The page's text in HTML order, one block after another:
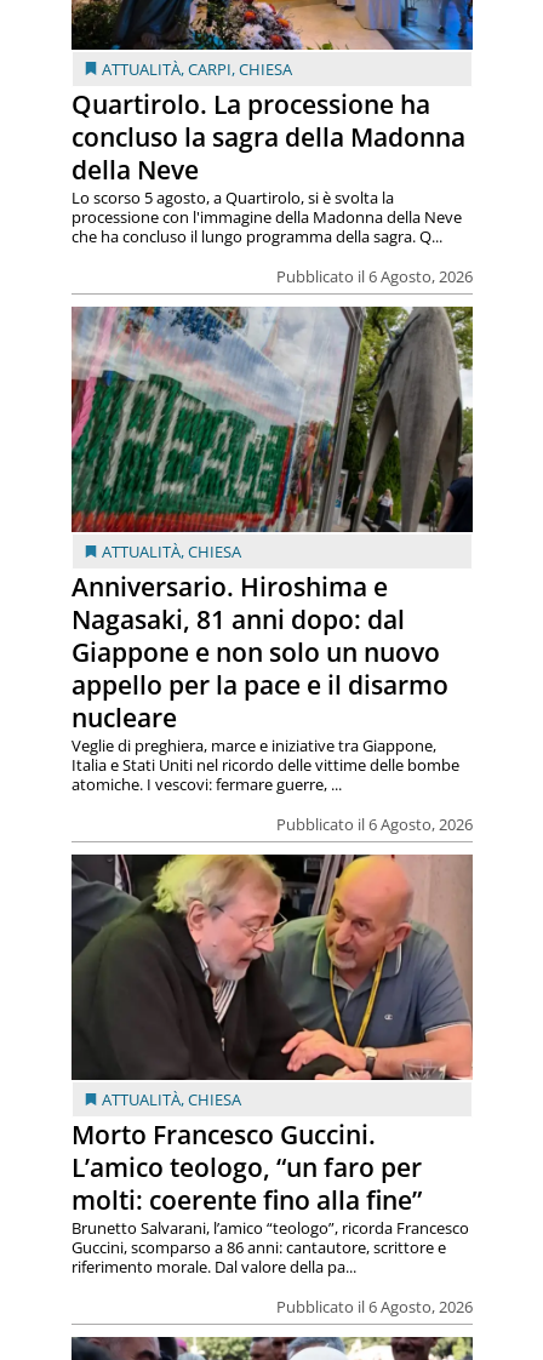
ATTUALITÀ,CARPI,CHIESA
Quartirolo. La processione ha
concluso la sagra della Madonna
della Neve
Pubblicato il 6 Agosto, 2026
Lo scorso 5 agosto, a Quartirolo, si è svolta la
processione con l'immagine della Madonna della Neve
che ha concluso il lungo programma della sagra. Q...
ATTUALITÀ,CHIESA
Anniversario. Hiroshima e
Nagasaki, 81 anni dopo: dal
Giappone e non solo un nuovo
appello per la pace e il disarmo
nucleare
Pubblicato il 6 Agosto, 2026
Veglie di preghiera, marce e iniziative tra Giappone,
Italia e Stati Uniti nel ricordo delle vittime delle bombe
atomiche. I vescovi: fermare guerre, ...
ATTUALITÀ,CHIESA
Morto Francesco Guccini.
L’amico teologo, “un faro per
molti: coerente fino alla fine”
Pubblicato il 6 Agosto, 2026
Brunetto Salvarani, l’amico “teologo”, ricorda Francesco
Guccini, scomparso a 86 anni: cantautore, scrittore e
riferimento morale. Dal valore della pa...